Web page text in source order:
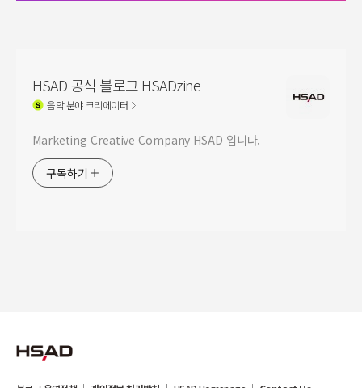
HSAD 공식 블로그 HSADzine
음악분야 크리에이터
Marketing Creative Company HSAD 입니다.
구독하기